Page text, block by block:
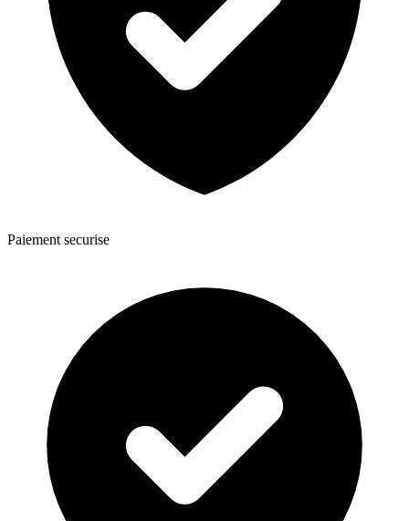
Paiement securise